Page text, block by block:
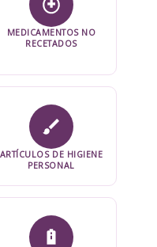
MEDICAMENTOS NO
RECETADOS
ARTÍCULOS DE HIGIENE
PERSONAL